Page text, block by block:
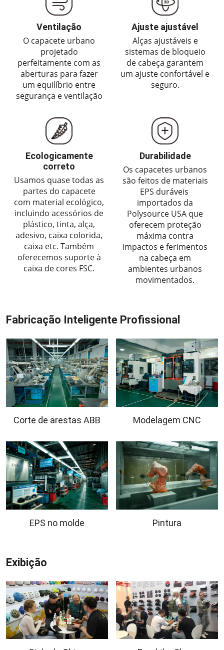
Ventilação
O capacete urbano
projetado
perfeitamente com as
aberturas para fazer
um equilíbrio entre
segurança e ventilação
Ajuste ajustável
Alças ajustáveis ​​e
sistemas de bloqueio
de cabeça garantem
um ajuste confortável e
seguro.
Ecologicamente
correto
Usamos quase todas as
partes do capacete
com material ecológico,
incluindo acessórios de
plástico, tinta, alça,
adesivo, caixa colorida,
caixa etc. Também
oferecemos suporte à
caixa de cores FSC.
Durabilidade
Os capacetes urbanos
são feitos de materiais
EPS duráveis ​​
importados da
Polysource USA que
oferecem proteção
máxima contra
impactos e ferimentos
na cabeça em
ambientes urbanos
movimentados.
Fabricação Inteligente Profissional
Corte de arestas ABB Modelagem CNC
EPS no molde Pintura
Exibição